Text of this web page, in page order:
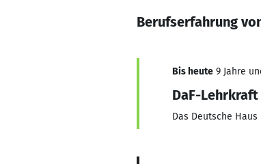
Berufserfahrung
Bis heute 9 Jahre
DaF-Lehrkraft
Das Deutsche Haus